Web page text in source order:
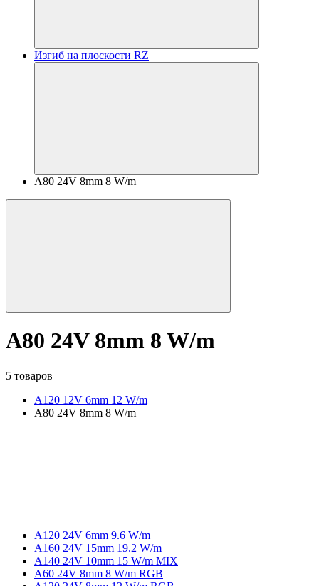
Изгиб на плоскости RZ
А80 24V 8mm 8 W/m
А80 24V 8mm 8 W/m
5 товаров
A120 12V 6mm 12 W/m
А80 24V 8mm 8 W/m
A120 24V 6mm 9.6 W/m
A160 24V 15mm 19.2 W/m
A140 24V 10mm 15 W/m MIX
A60 24V 8mm 8 W/m RGB